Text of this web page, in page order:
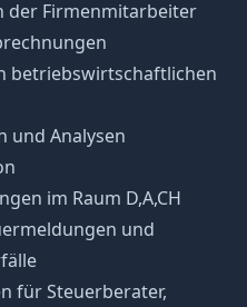
der Firmenmitarbeiter
betriebswirtschaftlichen
und Analysen
im Raum D,A,CH
und
für Steuerberater,